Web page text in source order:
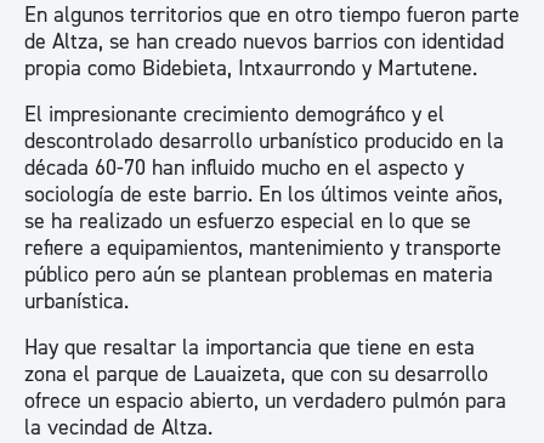
En algunos territorios que en otro tiempo fueron parte
de Altza, se han creado nuevos barrios con identidad
propia como Bidebieta, Intxaurrondo y Martutene.
El impresionante crecimiento demográfico y el
descontrolado desarrollo urbanístico producido en la
década 60-70 han influido mucho en el aspecto y
sociología de este barrio. En los últimos veinte años,
se ha realizado un esfuerzo especial en lo que se
refiere a equipamientos, mantenimiento y transporte
público pero aún se plantean problemas en materia
urbanística.
Hay que resaltar la importancia que tiene en esta
zona el parque de Lauaizeta, que con su desarrollo
ofrece un espacio abierto, un verdadero pulmón para
la vecindad de Altza.